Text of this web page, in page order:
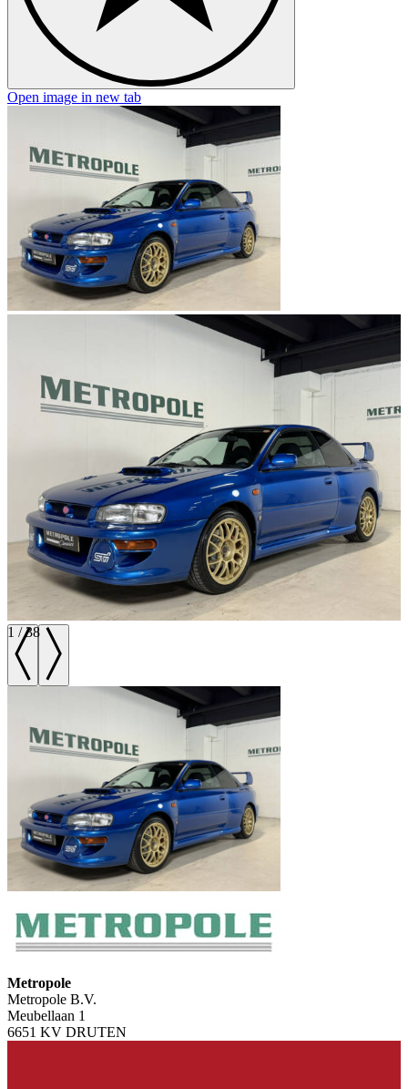
Open image in new tab
1 /38
Metropole
Metropole B.V.
Meubellaan 1
6651 KV DRUTEN